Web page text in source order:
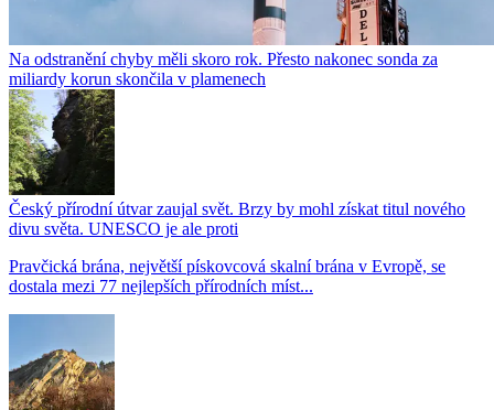
Na odstranění chyby měli skoro rok. Přesto nakonec sonda za
miliardy korun skončila v plamenech
Český přírodní útvar zaujal svět. Brzy by mohl získat titul nového
divu světa. UNESCO je ale proti
Pravčická brána, největší pískovcová skalní brána v Evropě, se
dostala mezi 77 nejlepších přírodních míst...